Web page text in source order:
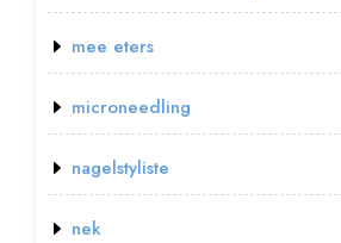
mee eters
microneedling
nagelstyliste
nek